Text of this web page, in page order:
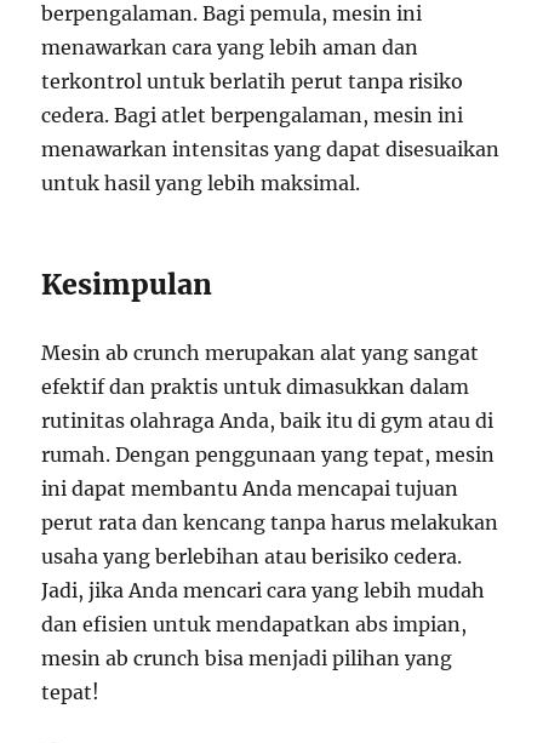
berpengalaman. Bagi pemula, mesin ini
menawarkan cara yang lebih aman dan
terkontrol untuk berlatih perut tanpa risiko
cedera. Bagi atlet berpengalaman, mesin ini
menawarkan intensitas yang dapat disesuaikan
untuk hasil yang lebih maksimal.
Kesimpulan
Mesin ab crunch merupakan alat yang sangat
efektif dan praktis untuk dimasukkan dalam
rutinitas olahraga Anda, baik itu di gym atau di
rumah. Dengan penggunaan yang tepat, mesin
ini dapat membantu Anda mencapai tujuan
perut rata dan kencang tanpa harus melakukan
usaha yang berlebihan atau berisiko cedera.
Jadi, jika Anda mencari cara yang lebih mudah
dan efisien untuk mendapatkan abs impian,
mesin ab crunch bisa menjadi pilihan yang
tepat!